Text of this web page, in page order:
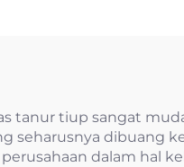
tanur tiup sangat
seharusnya dibuang
dalam hal